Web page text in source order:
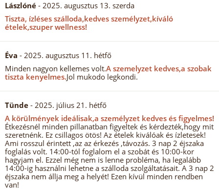
Lászlóné - 2025. augusztus 13. szerda
Tiszta, ízléses szálloda,kedves személyzet,kíváló
ételek,szuper wellness!
Éva - 2025. augusztus 11. hétfő
Minden nagyon kellemes volt.A szemelyzet kedves,a szobak
tiszta kenyelmes.Jol mukodo legkondi.
Tünde - 2025. július 21. hétfő
A körülmények ideálisak,a személyzet kedves és figyelmes!
Étkezésnél minden pillanatban figyeltek és kérdezték,hogy mit
szeretnénk. Ez csillagos ötös! Az ételek kiválóak és ízletesek!
Ami rosszul érintett ,az az érkezés ,távozás. 3 nap 2 éjszaka
foglalás volt. 14:00-tól foglalom el a szobát és 10:00-kor
hagyjam el. Ezzel még nem is lenne probléma, ha legalább
14:00-ig használni lehetne a szálloda szolgáltatásait. A 3 nap 2
éjszaka nem állja meg a helyét! Ezen kívül minden rendben
van!